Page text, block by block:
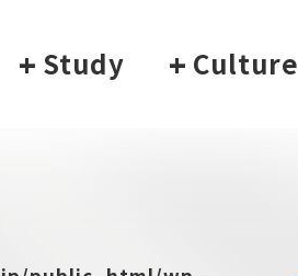
+ Study + Culture